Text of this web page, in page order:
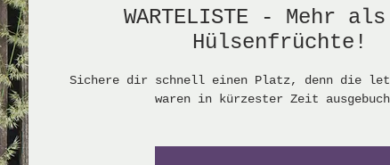
WARTELISTE - Mehr
Hülsenfrüchte!
Sichere dir schnell einen Platz, denn die
waren in kürzester Zeit